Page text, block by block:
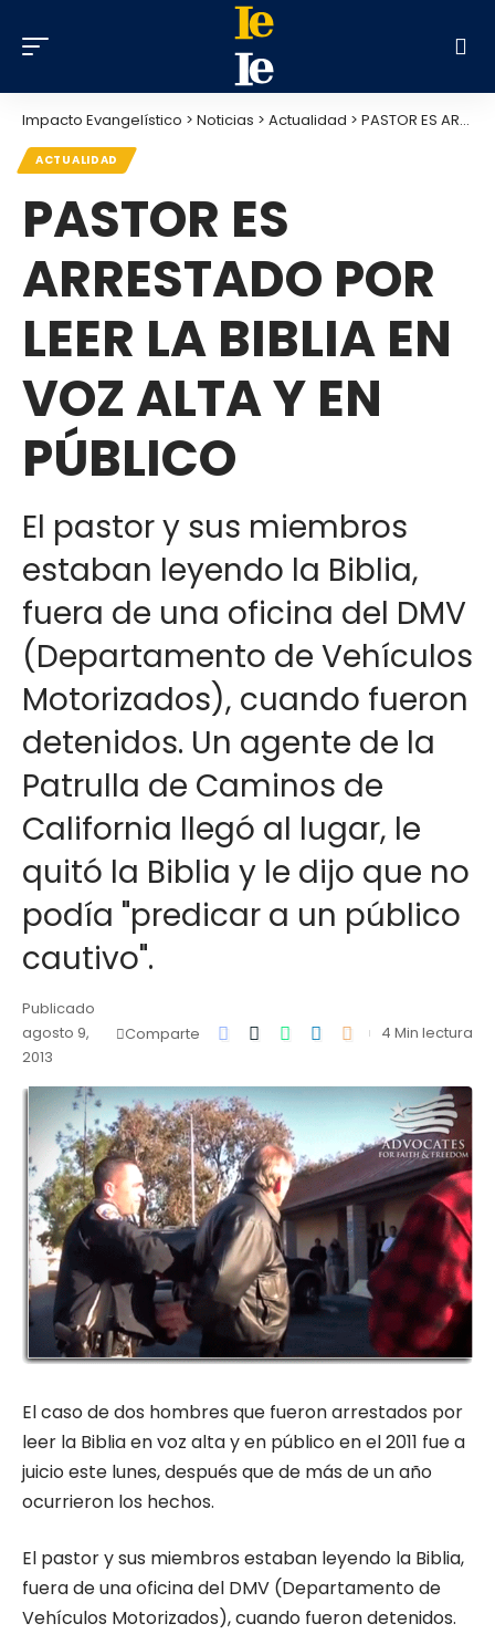
Impacto Evangelístico > Noticias > Actualidad > PASTOR ES ARRESTADO POR LEER LA BIBLIA EN VOZ ALTA Y EN PÚBLICO
ACTUALIDAD
PASTOR ES
ARRESTADO POR
LEER LA BIBLIA EN
VOZ ALTA Y EN
PÚBLICO
El pastor y sus miembros
estaban leyendo la Biblia,
fuera de una oficina del DMV
(Departamento de Vehículos
Motorizados), cuando fueron
detenidos. Un agente de la
Patrulla de Caminos de
California llegó al lugar, le
quitó la Biblia y le dijo que no
podía "predicar a un público
cautivo".
Publicado
agosto 9,
2013
Comparte 4 Min lectura
El caso de dos hombres que fueron arrestados por
leer la Biblia en voz alta y en público en el 2011 fue a
juicio este lunes, después que de más de un año
ocurrieron los hechos.
El pastor y sus miembros estaban leyendo la Biblia,
fuera de una oficina del DMV (Departamento de
Vehículos Motorizados), cuando fueron detenidos.